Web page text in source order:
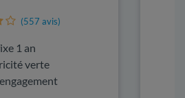
(557 avis)
1 an
verte